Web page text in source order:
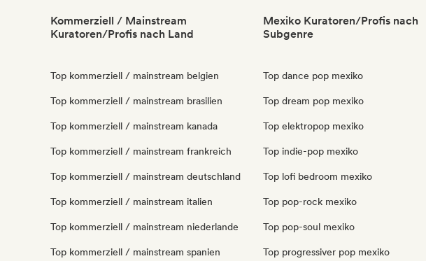
Kommerziell / Mainstream
Kuratoren/Profis nach Land
Top kommerziell / mainstream belgien
Top kommerziell / mainstream brasilien
Top kommerziell / mainstream kanada
Top kommerziell / mainstream frankreich
Top kommerziell / mainstream deutschland
Top kommerziell / mainstream italien
Top kommerziell / mainstream niederlande
Top kommerziell / mainstream spanien
Mexiko Kuratoren/Profis nach
Subgenre
Top dance pop mexiko
Top dream pop mexiko
Top elektropop mexiko
Top indie-pop mexiko
Top lofi bedroom mexiko
Top pop-rock mexiko
Top pop-soul mexiko
Top progressiver pop mexiko